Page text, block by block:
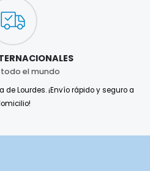
todo el mundo
Lourdes. ¡Envío rápido y seguro a